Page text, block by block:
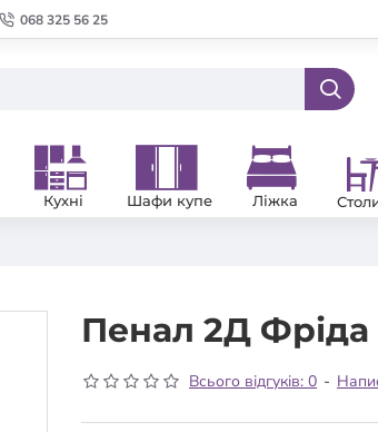
068 325 56 25
Кухні Шафи купе Ліжка
Пенал 2Д Фріда
Всього відгуків: 0 -